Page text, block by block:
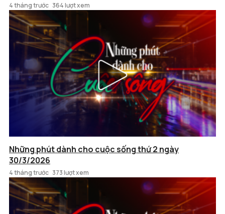
4 tháng trước 364 lượt xem
Những phút dành cho cuộc sống thứ 2 ngày
30/3/2026
4 tháng trước 373 lượt xem